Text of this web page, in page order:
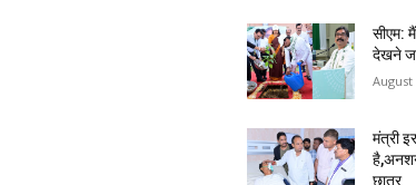
सीएम:
देखने
August
मंत्री
छात्र